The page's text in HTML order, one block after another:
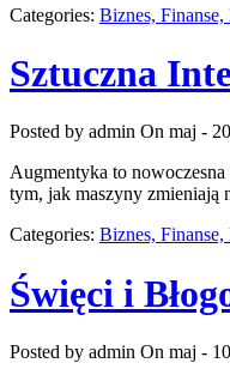
Categories: Biznes,
Sztuczna
Posted by admin On maj -
Augmentyka to
tym, jak maszyny zmieniają
Categories: Biznes,
Święci i
Posted by admin On maj -